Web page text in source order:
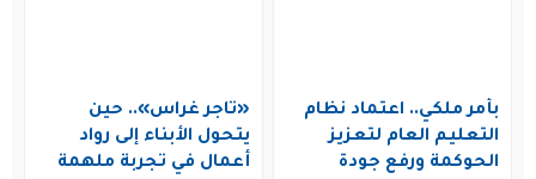
بأمر ملكي.. اعتماد نظام
التعليم العام لتعزيز
الحوكمة ورفع جودة
«تاجر غراس».. حين
يتحول الأبناء إلى رواد
أعمال في تجربة ملهمة